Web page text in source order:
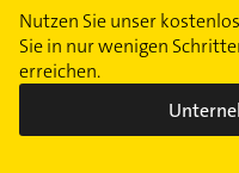
Trachau
Weixdorf
Wilsdruffer Vorstadt/
Nutzen Sie unser
Sie in nur wenigen
erreichen.